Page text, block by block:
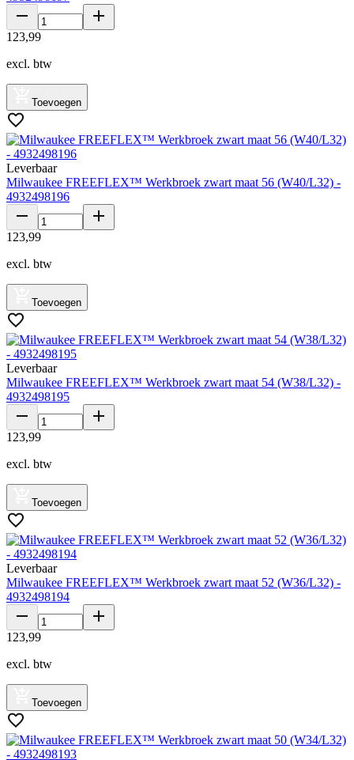
123,99
excl. btw
Toevoegen
Leverbaar
Milwaukee FREEFLEX™ Werkbroek zwart maat 56 (W40/L32) -
4932498196
123,99
excl. btw
Toevoegen
Leverbaar
Milwaukee FREEFLEX™ Werkbroek zwart maat 54 (W38/L32) -
4932498195
123,99
excl. btw
Toevoegen
Leverbaar
Milwaukee FREEFLEX™ Werkbroek zwart maat 52 (W36/L32) -
4932498194
123,99
excl. btw
Toevoegen